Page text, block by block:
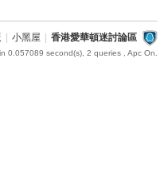
小黑屋 香港愛華頓迷討論區
0.057089 second(s), 2 queries , Apc On.